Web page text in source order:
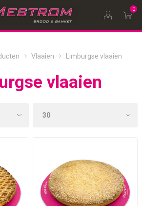
0
Vlaaien Limburgse vlaaien
vlaaien